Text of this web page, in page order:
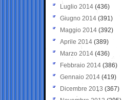
Luglio 2014 (436)
Giugno 2014 (391)
Maggio 2014 (392)
Aprile 2014 (389)
Marzo 2014 (436)
Febbraio 2014 (386)
Gennaio 2014 (419)
Dicembre 2013 (367)